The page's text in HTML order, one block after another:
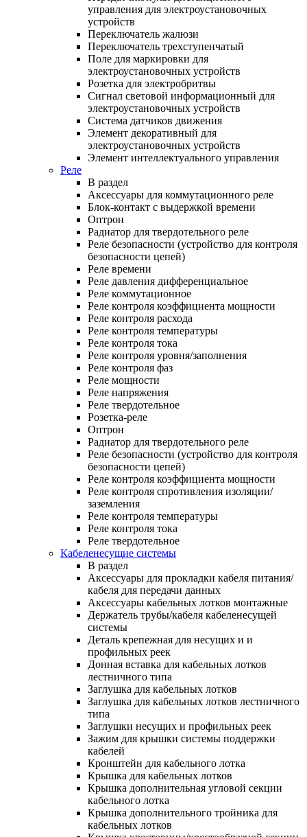
управления для электроустановочных
устройств
Переключатель жалюзи
Переключатель трехступенчатый
Поле для маркировки для
электроустановочных устройств
Розетка для электробритвы
Сигнал световой информационный для
электроустановочных устройств
Система датчиков движения
Элемент декоративный для
электроустановочных устройств
Элемент интеллектуального управления
Реле
В раздел
Аксессуары для коммутационного реле
Блок-контакт с выдержкой времени
Оптрон
Радиатор для твердотельного реле
Реле безопасности (устройство для контроля
безопасности цепей)
Реле времени
Реле давления дифференциальное
Реле коммутационное
Реле контроля коэффициента мощности
Реле контроля расхода
Реле контроля температуры
Реле контроля тока
Реле контроля уровня/заполнения
Реле контроля фаз
Реле мощности
Реле напряжения
Реле твердотельное
Розетка-реле
Оптрон
Радиатор для твердотельного реле
Реле безопасности (устройство для контроля
безопасности цепей)
Реле контроля коэффициента мощности
Реле контроля спротивления изоляции/
заземления
Реле контроля температуры
Реле контроля тока
Реле твердотельное
Кабеленесущие системы
В раздел
Аксессуары для прокладки кабеля питания/
кабеля для передачи данных
Аксессуары кабельных лотков монтажные
Держатель трубы/кабеля кабеленесущей
системы
Деталь крепежная для несущих и и
профильных реек
Донная вставка для кабельных лотков
лестничного типа
Заглушка для кабельных лотков
Заглушка для кабельных лотков лестничного
типа
Заглушки несущих и профильных реек
Зажим для крышки системы поддержки
кабелей
Кронштейн для кабельного лотка
Крышка для кабельных лотков
Крышка дополнительная угловой секции
кабельного лотка
Крышка дополнительного тройника для
кабельных лотков